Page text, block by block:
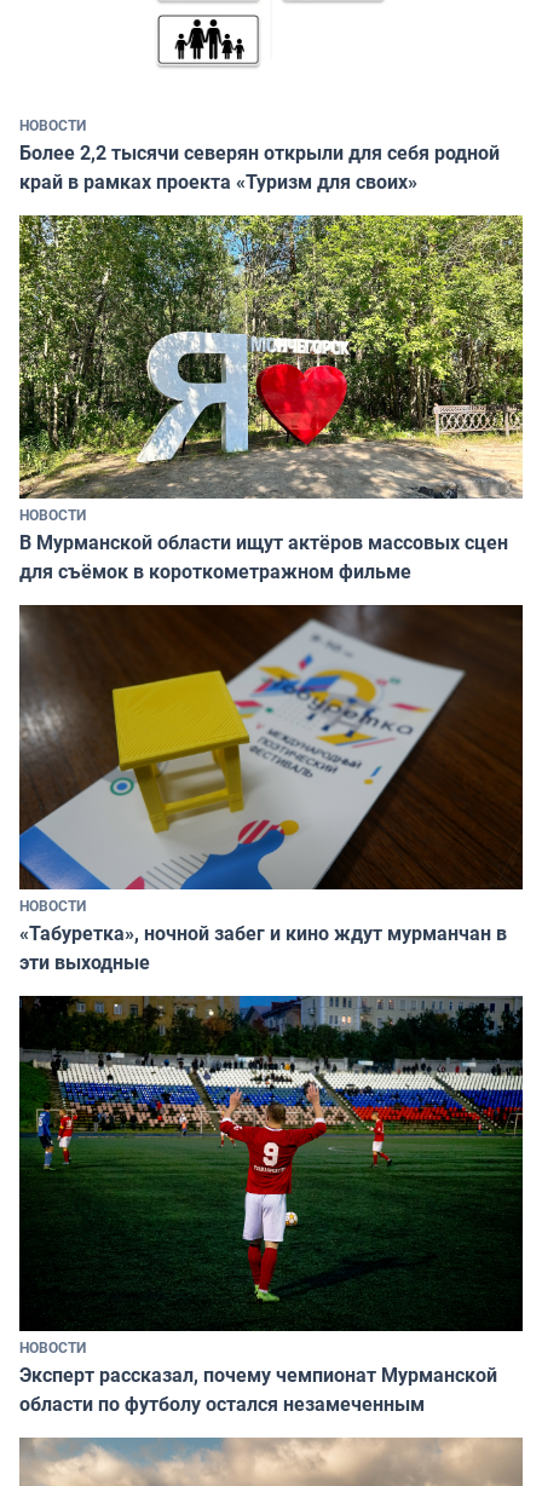
НОВОСТИ
Более 2,2 тысячи северян открыли для себя родной
край в рамках проекта «Туризм для своих»
НОВОСТИ
В Мурманской области ищут актёров массовых сцен
для съёмок в короткометражном фильме
НОВОСТИ
«Табуретка», ночной забег и кино ждут мурманчан в
эти выходные
НОВОСТИ
Эксперт рассказал, почему чемпионат Мурманской
области по футболу остался незамеченным